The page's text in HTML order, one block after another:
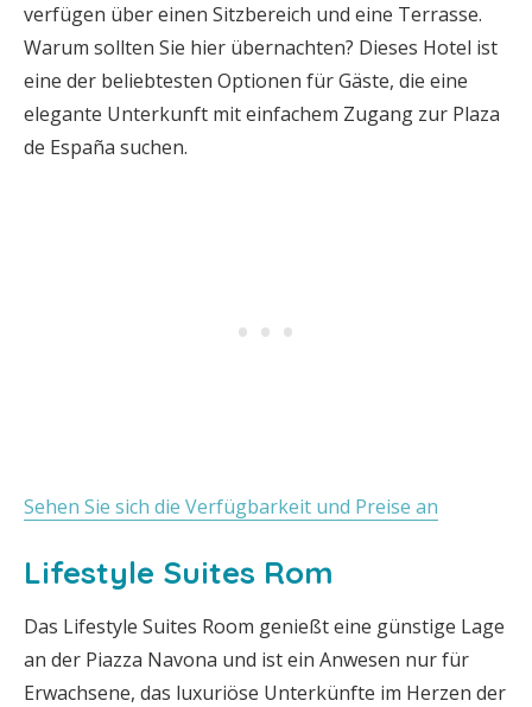
verfügen über einen Sitzbereich und eine Terrasse.
Warum sollten Sie hier übernachten? Dieses Hotel ist
eine der beliebtesten Optionen für Gäste, die eine
elegante Unterkunft mit einfachem Zugang zur Plaza
de España suchen.
Sehen Sie sich die Verfügbarkeit und Preise an
Lifestyle Suites Rom
Das Lifestyle Suites Room genießt eine günstige Lage
an der Piazza Navona und ist ein Anwesen nur für
Erwachsene, das luxuriöse Unterkünfte im Herzen der